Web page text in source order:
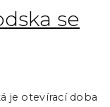
se
je otevírací doba